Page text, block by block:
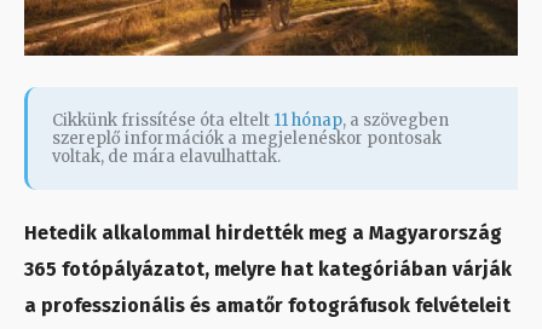
Cikkünk frissítése óta eltelt 11 hónap, a szövegben
szereplő információk a megjelenéskor pontosak
voltak, de mára elavulhattak.
Hetedik alkalommal hirdették meg a Magyarország
365 fotópályázatot, melyre hat kategóriában várják
a professzionális és amatőr fotográfusok felvételeit